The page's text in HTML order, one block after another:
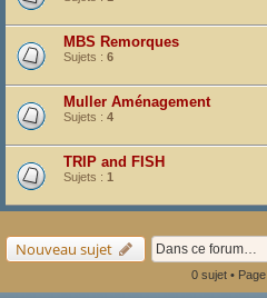
MBS Remorques
Sujets : 6
Muller Aménagement
Sujets : 4
TRIP and FISH
Sujets : 1
Nouveau sujet
0 sujet • Page